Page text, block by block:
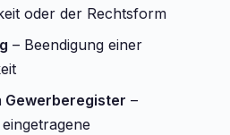
oder der Rechtsform
– Beendigung einer
Gewerberegister –